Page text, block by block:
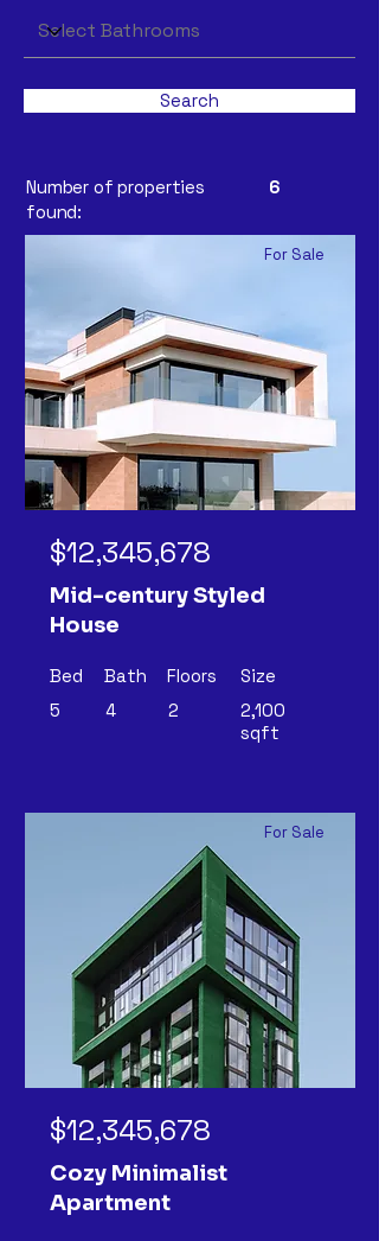
Search
Number of properties
found:
6
For Sale
$12,345,678
Mid-century Styled
House
Bed
5
Bath
4
Floors
2
Size
2,100
sqft
For Sale
$12,345,678
Cozy Minimalist
Apartment